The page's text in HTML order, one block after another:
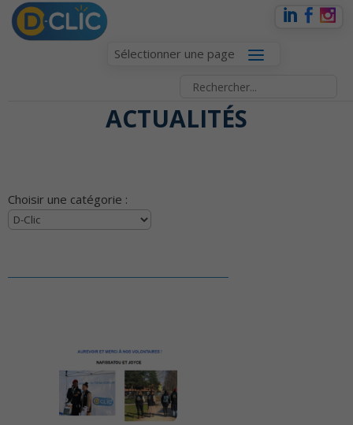
Sélectionner une page
ACTUALITÉS
Choisir une catégorie :